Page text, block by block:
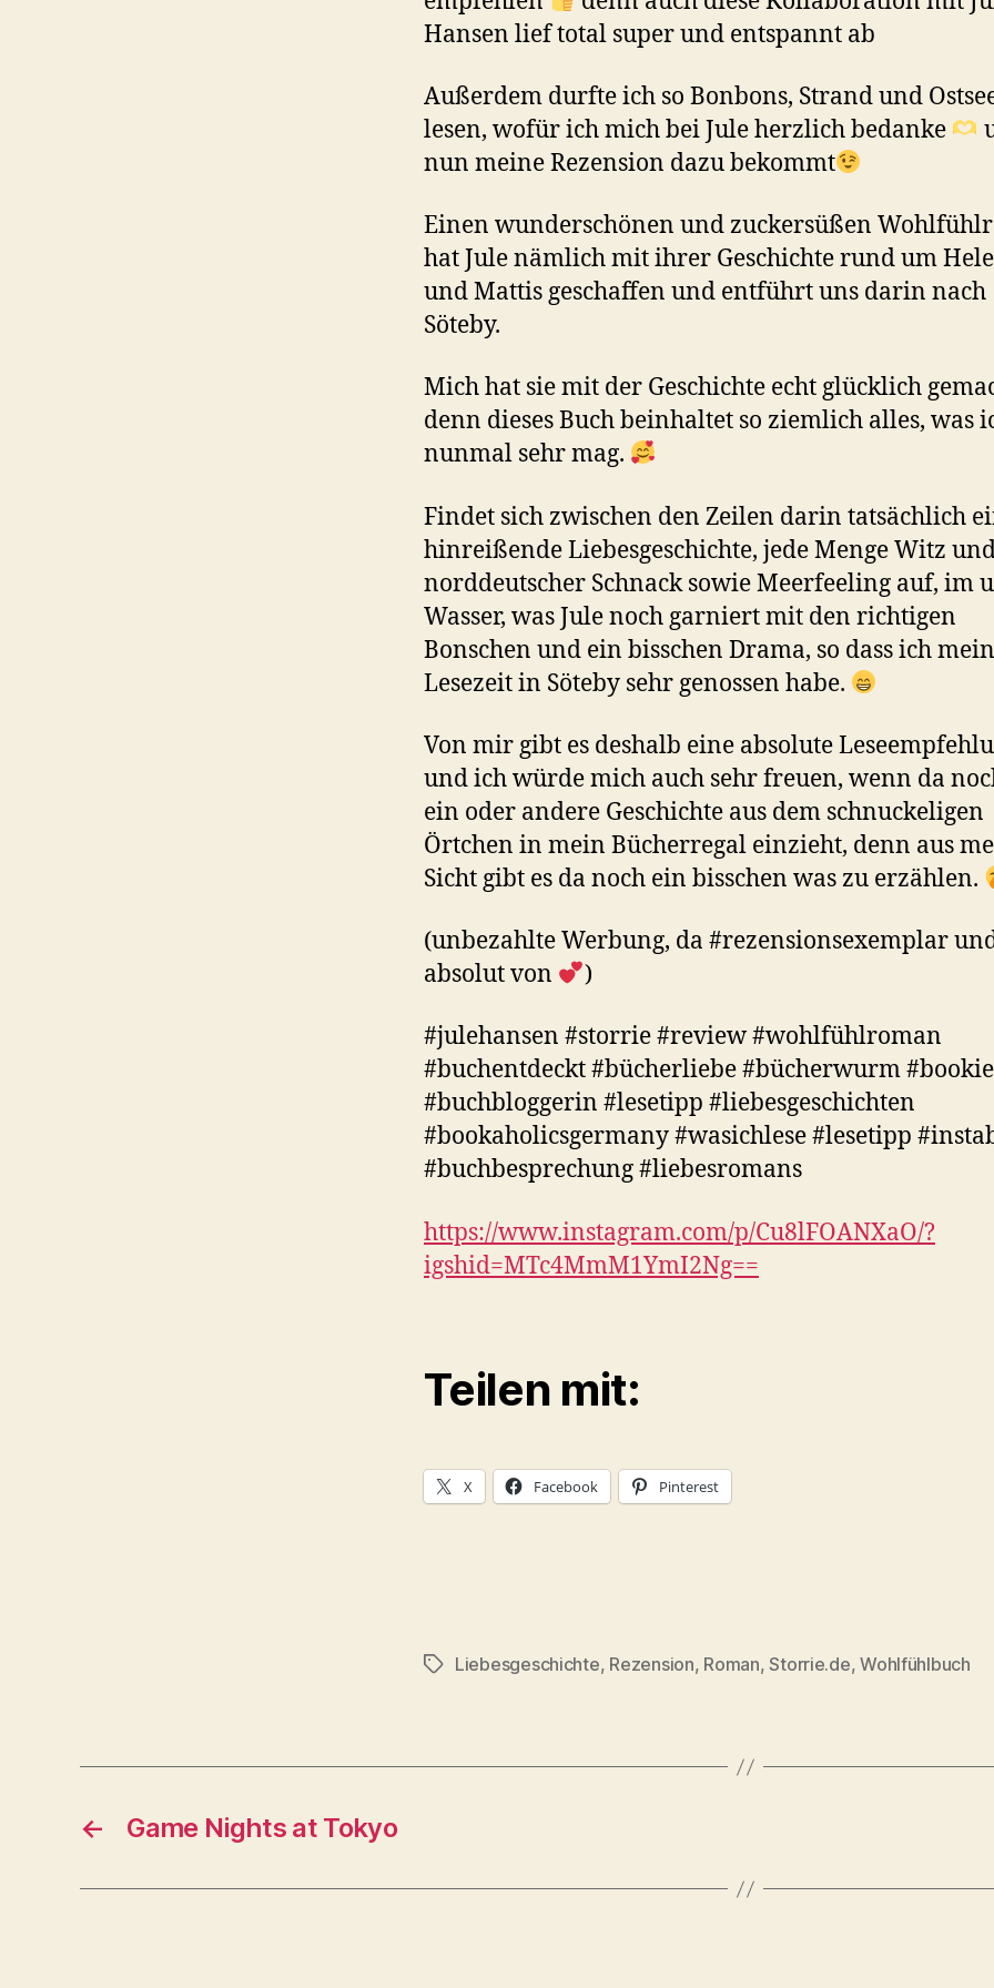
Hansen lief total super und entspannt ab
Außerdem durfte ich so Bonbons, Strand und
lesen, wofür ich mich bei Jule herzlich bedanke
nun meine Rezension dazu bekommt
Einen wunderschönen und zuckersüßen
hat Jule nämlich mit ihrer Geschichte rund um
und Mattis geschaffen und entführt uns darin nach
Söteby.
Mich hat sie mit der Geschichte echt glücklich
denn dieses Buch beinhaltet so ziemlich alles, was
nunmal sehr mag.
Findet sich zwischen den Zeilen darin tatsächlich
hinreißende Liebesgeschichte, jede Menge Witz
norddeutscher Schnack sowie Meerfeeling auf, im
Wasser, was Jule noch garniert mit den richtigen
Bonschen und ein bisschen Drama, so dass ich
Lesezeit in Söteby sehr genossen habe.
Von mir gibt es deshalb eine absolute
und ich würde mich auch sehr freuen, wenn da
ein oder andere Geschichte aus dem schnuckeligen
Örtchen in mein Bücherregal einzieht, denn aus
Sicht gibt es da noch ein bisschen was zu erzählen.
(unbezahlte Werbung, da #rezensionsexemplar
absolut von
)
#julehansen #storrie #review #wohlfühlroman
#buchentdeckt #bücherliebe #bücherwurm
#buchbloggerin #lesetipp #liebesgeschichten
#bookaholicsgermany #wasichlese #lesetipp
#buchbesprechung #liebesromans
https://www.instagram.com/p/Cu8lFOANXaO/?
igshid=MTc4MmM1YmI2Ng==
Teilen mit:
X Facebook Pinterest
Schlagwörter
Liebesgeschichte, Rezension, Roman,Storrie.de,Wohlfühlbuch
← Game Nights at Tokyo